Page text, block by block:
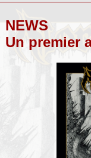
NEWS
Un premier